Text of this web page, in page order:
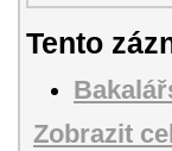
Tento
Zobrazit